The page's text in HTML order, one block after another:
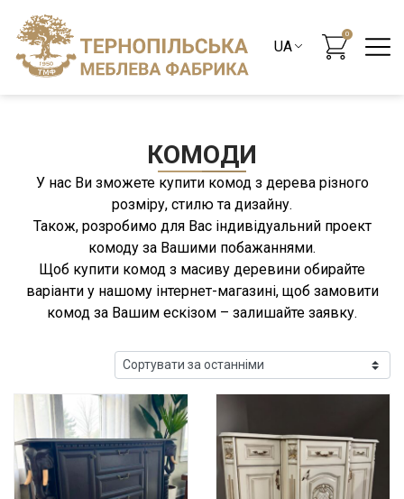
0
КОМОДИ
У нас Ви зможете купити комод з дерева різного
розміру, стилю та дизайну.
Також, розробимо для Вас індивідуальний проект
комоду за Вашими побажаннями.
Щоб купити комод з масиву деревини обирайте
варіанти у нашому інтернет-магазині, щоб замовити
комод за Вашим ескізом – залишайте заявку.